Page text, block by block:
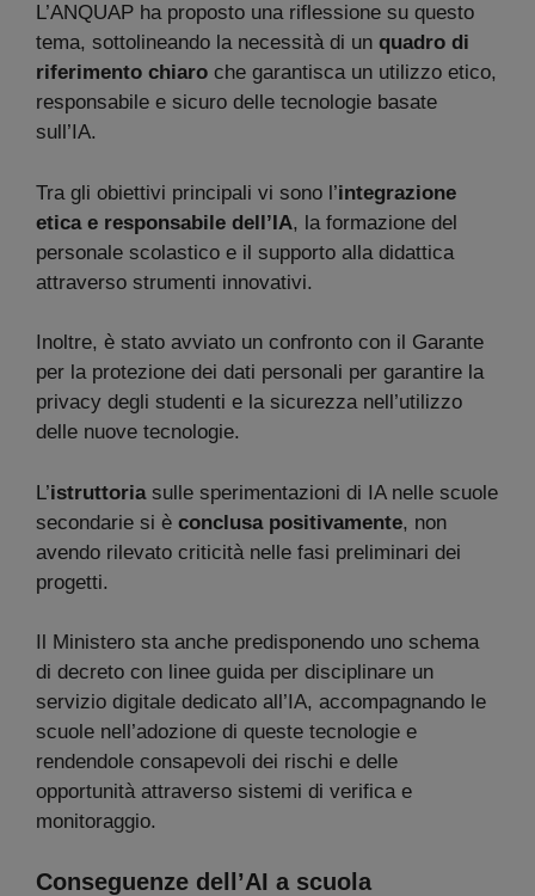
L’ANQUAP ha proposto una riflessione su questo
tema, sottolineando la necessità di un quadro di
riferimento chiaro che garantisca un utilizzo etico,
responsabile e sicuro delle tecnologie basate
sull’IA.
Tra gli obiettivi principali vi sono l’integrazione
etica e responsabile dell’IA, la formazione del
personale scolastico e il supporto alla didattica
attraverso strumenti innovativi.
Inoltre, è stato avviato un confronto con il Garante
per la protezione dei dati personali per garantire la
privacy degli studenti e la sicurezza nell’utilizzo
delle nuove tecnologie.
L’istruttoriasulle sperimentazioni di IA nelle scuole
secondarie si è conclusa positivamente, non
avendo rilevato criticità nelle fasi preliminari dei
progetti.
Il Ministero sta anche predisponendo uno schema
di decreto con linee guida per disciplinare un
servizio digitale dedicato all’IA, accompagnando le
scuole nell’adozione di queste tecnologie e
rendendole consapevoli dei rischi e delle
opportunità attraverso sistemi di verifica e
monitoraggio.
Conseguenze dell’AI a scuola